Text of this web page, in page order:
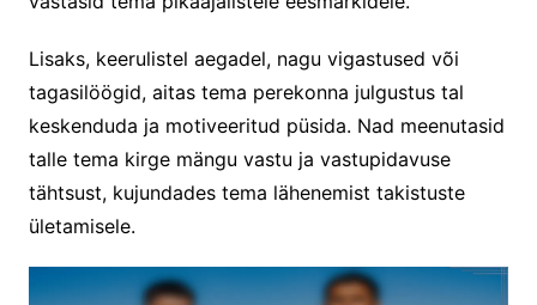
Lisaks, keerulistel aegadel, nagu vigastused või
tagasilöögid, aitas tema perekonna julgustus tal
keskenduda ja motiveeritud püsida. Nad meenutasid
talle tema kirge mängu vastu ja vastupidavuse
tähtsust, kujundades tema lähenemist takistuste
ületamisele.